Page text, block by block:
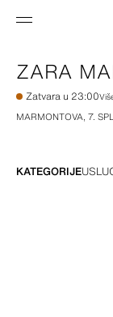
ZARA
Zatvara u 23:00
MARMONTOVA, 7.
KATEGORIJE